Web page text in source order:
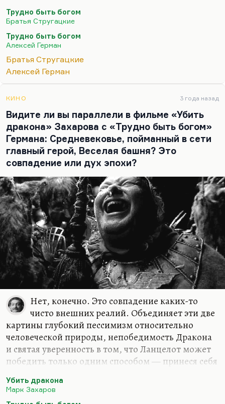
с моим внутренним ощущением, поэтому, когда
я его посмотрел, у меня было чувство лопнувшего
нарыва. Я помню, что я по этому коридору
Ленфильма, где там показали первую сборку,
просто бежал вприпрыжку от счастья, у меня
было чистое чувство счастья оттого, что при мне
жизнь и жизнь других людей, потому что это
случилось при нас: великое…
Трудно быть богом
Братья Стругацкие
Трудно быть богом
Алексей Герман
Братья Стругацкие
Алексей Герман
КИНО 3 года назад
Видите ли вы параллели в фильме «Убить
дракона» Захарова с «Трудно быть богом»
Германа: Средневековье, пойманный в сети
главный герой, Веселая башня? Это
совпадение или дух эпохи?
Нет, конечно. Это совпадение каких-то
чисто внешних реалий. Объединяет эти две
картины глубокий пессимизм относительно
человеческой природы, непобедимость Дракона
и святая уверенность в том, что Ланцелот может
победить только одним способом — принеся себя
Дракона никак не победишь. Эстетика фильма
Захарова (последнего его фильма) — это такой
Убить дракона
Марк Захаров